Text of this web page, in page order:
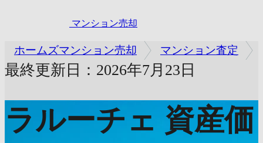
マンション売却
ホームズマンション売却 マンション査定
最終更新日：2026年7月23日
ラルーチェ 資産価